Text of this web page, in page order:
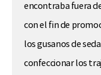
encontraba fuera
con el fin de
los gusanos de
confeccionar los